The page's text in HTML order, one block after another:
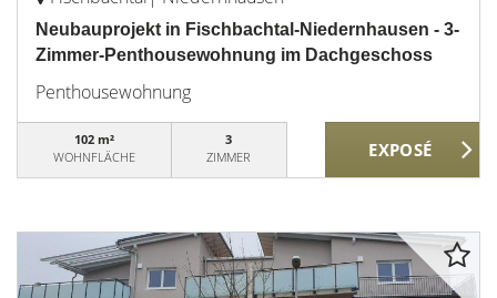
Neubauprojekt in Fischbachtal-Niedernhausen - 3-
Zimmer-Penthousewohnung im Dachgeschoss
Penthousewohnung
102 m²
WOHNFLÄCHE
3
ZIMMER